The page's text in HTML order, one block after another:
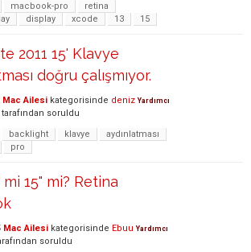
macbook-pro
retina
display xcode 13 15
2011 15' Klavye
doğru çalışmıyor.
Mac Ailesi kategorisinde deniz Yardımcı
tarafından soruldu
backlight klavye
aydınlatması
pro
mi 15" mi? Retina
Mac Ailesi kategorisinde Ebuu Yardımcı
soruldu